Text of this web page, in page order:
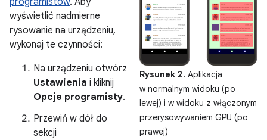
wyświetlić nadmierne
rysowanie na urządzeniu,
wykonaj te czynności:
Na urządzeniu otwórz
Ustawienia i kliknij
Opcje programisty.
Przewiń w dół do
sekcji
Rysunek 2. Aplikacja
w normalnym widoku (po
lewej) i w widoku z włączonym
przerysowywaniem GPU (po
prawej)